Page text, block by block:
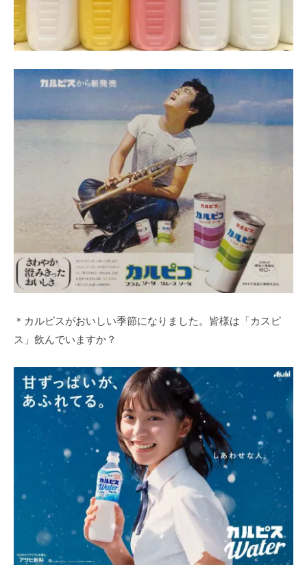
＊カルピスがおいしい季節になりました。皆様は「カスピ
ス」飲んでいますか？